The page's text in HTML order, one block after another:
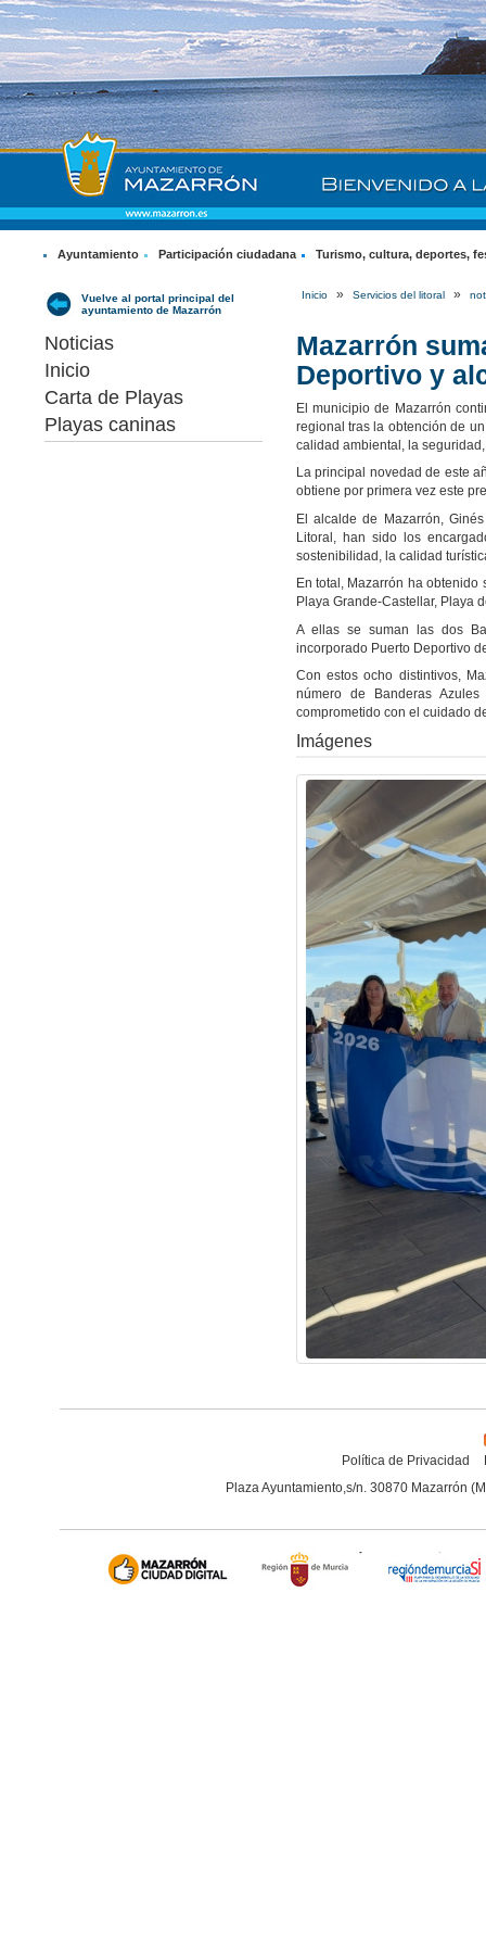
Ayuntamiento Participación ciudadana Turismo, cultura, deportes,
Vuelve al portal principal del
ayuntamiento de Mazarrón
Noticias
Inicio
Carta de Playas
Playas caninas
Inicio » Servicios del litoral »
Mazarrón
Deportivo y
El municipio de Mazarrón
regional tras la obtención de
calidad ambiental, la
La principal novedad de este
obtiene por primera vez este
El alcalde de Mazarrón,
Litoral, han sido los
sostenibilidad, la calidad
En total, Mazarrón ha
Playa Grande-Castellar, Playa
A ellas se suman las dos
incorporado Puerto Deportivo
Con estos ocho distintivos,
número de Banderas
comprometido con el cuidado
Imágenes
Política de Privacidad
Plaza Ayuntamiento,s/n. 30870 Mazarrón